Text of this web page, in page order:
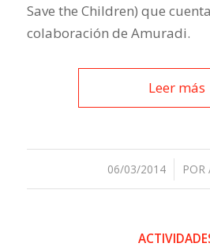
Save the Children) que
colaboración de Amuradi.
Leer más
06/03/2014
/ POR